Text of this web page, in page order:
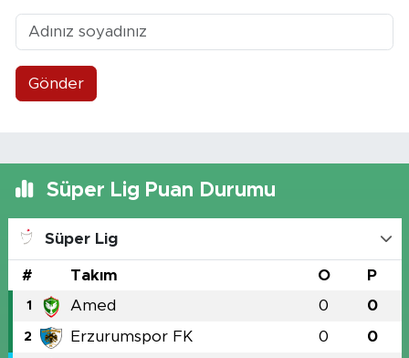
Gönder
Süper Lig Puan Durumu
Süper Lig
# Takım O P
1 Amed 0 0
2 Erzurumspor FK 0 0